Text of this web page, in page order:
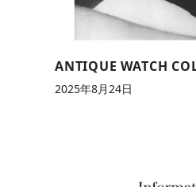
ANTIQUE WATCH
2025年8月24日